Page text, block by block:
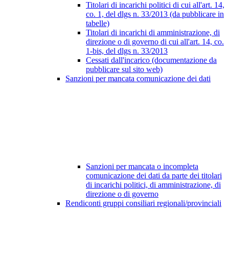
Titolari di incarichi politici di cui all'art. 14,
co. 1, del dlgs n. 33/2013 (da pubblicare in
tabelle)
Titolari di incarichi di amministrazione, di
direzione o di governo di cui all'art. 14, co.
1-bis, del dlgs n. 33/2013
Cessati dall'incarico (documentazione da
pubblicare sul sito web)
Sanzioni per mancata comunicazione dei dati
Sanzioni per mancata o incompleta
comunicazione dei dati da parte dei titolari
di incarichi politici, di amministrazione, di
direzione o di governo
Rendiconti gruppi consiliari regionali/provinciali